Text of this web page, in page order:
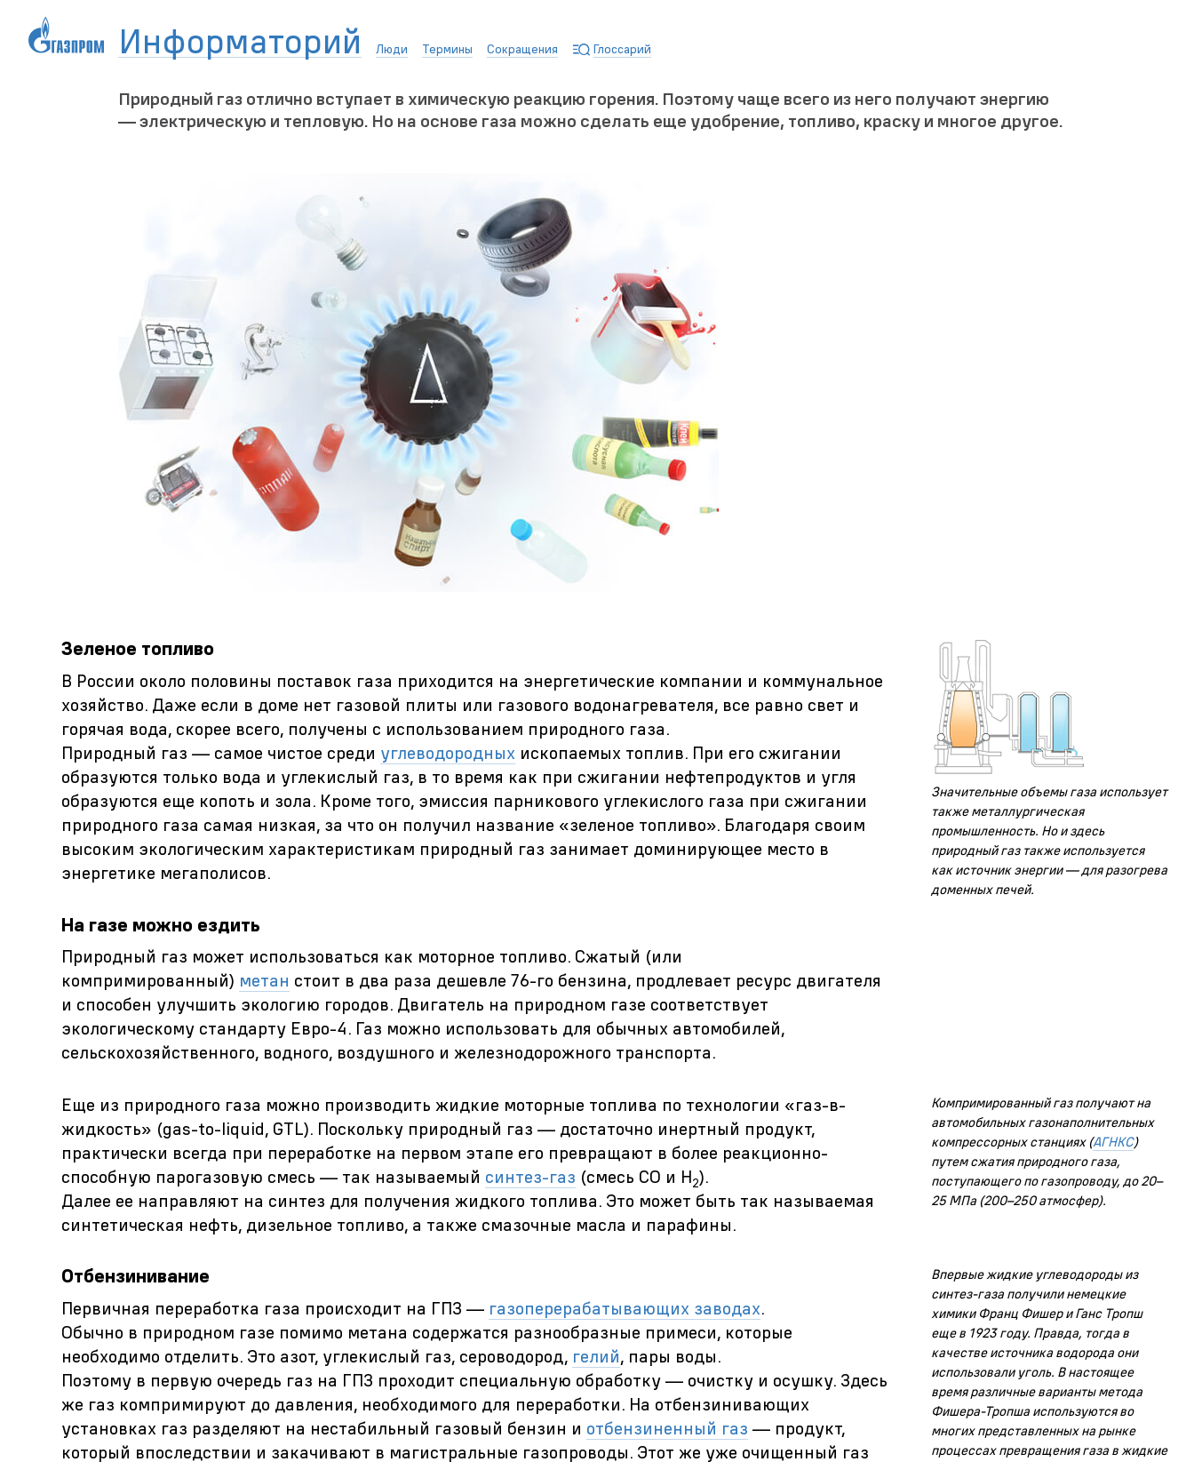
Информаторий Люди Термины Сокращения Глоссарий
Природный газ отлично вступает в химическую реакцию горения. Поэтому чаще всего из него получают энергию
— электрическую и тепловую. Но на основе газа можно сделать еще удобрение, топливо, краску и многое другое.
Значительные объемы газа использует
также металлургическая
промышленность. Но и здесь
природный газ также используется
как источник энергии — для разогрева
доменных печей.
Зеленое топливо
В России около половины поставок газа приходится на энергетические компании и коммунальное
хозяйство. Даже если в доме нет газовой плиты или газового водонагревателя, все равно свет и
горячая вода, скорее всего, получены с использованием природного газа.
Природный газ — самое чистое среди углеводородных ископаемых топлив. При его сжигании
образуются только вода и углекислый газ, в то время как при сжигании нефтепродуктов и угля
образуются еще копоть и зола. Кроме того, эмиссия парникового углекислого газа при сжигании
природного газа самая низкая, за что он получил название «зеленое топливо». Благодаря своим
высоким экологическим характеристикам природный газ занимает доминирующее место в
энергетике мегаполисов.
На газе можно ездить
Природный газ может использоваться как моторное топливо. Сжатый (или
компримированный) метан стоит в два раза дешевле 76-го бензина, продлевает ресурс двигателя
и способен улучшить экологию городов. Двигатель на природном газе соответствует
экологическому стандарту Евро-4. Газ можно использовать для обычных автомобилей,
сельскохозяйственного, водного, воздушного и железнодорожного транспорта.
Компримированный газ получают на
автомобильных газонаполнительных
компрессорных станциях (АГНКС)
путем сжатия природного газа,
поступающего по газопроводу, до 20–
25 МПа (200–250 атмосфер).
Еще из природного газа можно производить жидкие моторные топлива по технологии «газ-в-
жидкость» (gas-to-liquid, GTL). Поскольку природный газ — достаточно инертный продукт,
практически всегда при переработке на первом этапе его превращают в более реакционно-
способную парогазовую смесь — так называемый синтез-газ (смесь СО и Н2).
Далее ее направляют на синтез для получения жидкого топлива. Это может быть так называемая
синтетическая нефть, дизельное топливо, а также смазочные масла и парафины.
Впервые жидкие углеводороды из
синтез-газа получили немецкие
химики Франц Фишер и Ганс Тропш
еще в 1923 году. Правда, тогда в
качестве источника водорода они
использовали уголь. В настоящее
время различные варианты метода
Фишера-Тропша используются во
многих представленных на рынке
процессах превращения газа в жидкие
Отбензинивание
Первичная переработка газа происходит на ГПЗ — газоперерабатывающих заводах.
Обычно в природном газе помимо метана содержатся разнообразные примеси, которые
необходимо отделить. Это азот, углекислый газ, сероводород, гелий, пары воды.
Поэтому в первую очередь газ на ГПЗ проходит специальную обработку — очистку и осушку. Здесь
же газ компримируют до давления, необходимого для переработки. На отбензинивающих
установках газ разделяют на нестабильный газовый бензин и отбензиненный газ — продукт,
который впоследствии и закачивают в магистральные газопроводы. Этот же уже очищенный газ